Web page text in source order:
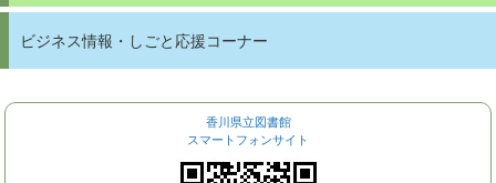
ビジネス情報・しごと応援コーナー
香川県立図書館
スマートフォンサイト